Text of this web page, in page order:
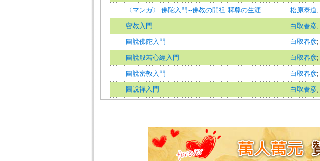
〈マンガ〉 佛陀入門--佛教の開祖 釋尊の生涯 松原泰道;
密教入門 白取春彦;
圖說佛陀入門 白取春彦;
圖說般若心經入門 白取春彦;
圖說密教入門 白取春彦;
圖說禪入門 白取春彦;